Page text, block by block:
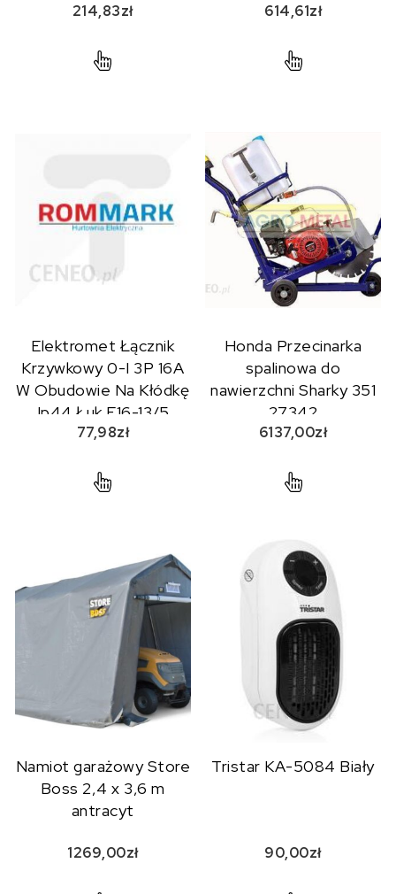
214,83zł 614,61zł
Elektromet Łącznik
Krzywkowy 0-I 3P 16A
W Obudowie Na Kłódkę
Ip44 Łuk E16-13/5
951614
77,98zł
Honda Przecinarka
spalinowa do
nawierzchni Sharky 351
27342
6137,00zł
Namiot garażowy Store
Boss 2,4 x 3,6 m
antracyt
1269,00zł
Tristar KA-5084 Biały
90,00zł